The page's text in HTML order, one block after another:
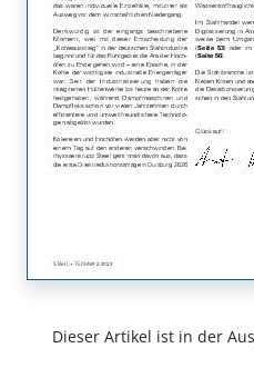
Dieser Artikel ist in der